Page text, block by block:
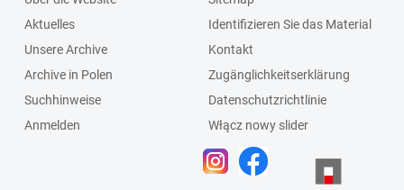
Aktuelles
Unsere Archive
Archive in Polen
Suchhinweise
Anmelden
Identifizieren Sie das Material
Kontakt
Zugänglichkeitserklärung
Datenschutzrichtlinie
Włącz nowy slider